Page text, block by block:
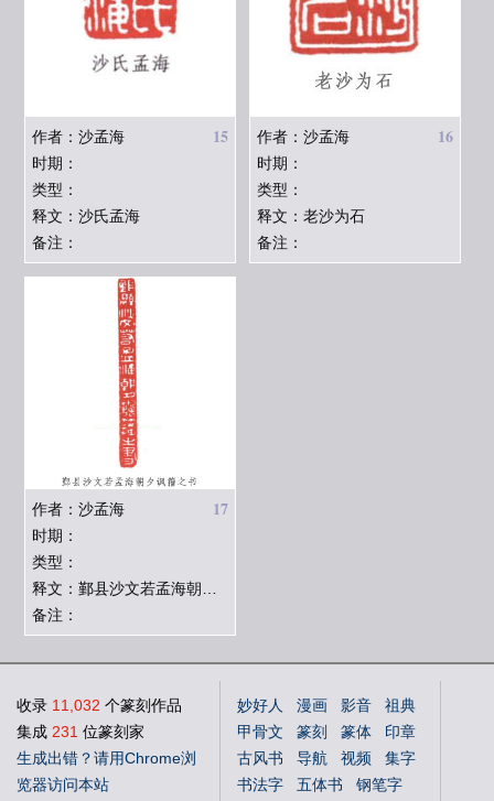
15
作者：沙孟海
时期：
类型：
释文：沙氏孟海
备注：
16
作者：沙孟海
时期：
类型：
释文：老沙为石
备注：
17
作者：沙孟海
时期：
类型：
释文：鄞县沙文若孟海朝夕讽籀之书
备注：
收录 11,032 个篆刻作品
集成 231 位篆刻家
生成出错？请用Chrome浏
览器访问本站
妙好人 漫画 影音
祖典
甲骨文
篆刻 篆体
印章
古风书
导航 视频
集字
书法字
五体书
钢笔字